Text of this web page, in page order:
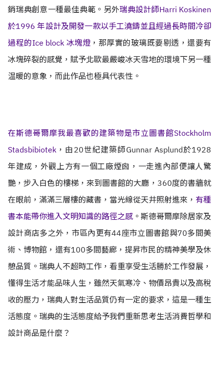
銷瑞典創意一種最佳典範。另外瑞典設計師Harri Koskinen
於1996 年設計及開發一款以手工澆鑄並且經過長時間冷卻
過程的Ice block 冰塊燈 ，那厚實的玻璃既要剔透，還要有
冰塊碎裂的感覺，賦予北歐最嚴峻冰天雪地的環境下另一種
温暖的意象，而此作品也極具代表性。
在斯德哥爾摩我最喜歡的建築物是市立圖書館Stockholm
Stadsbibiotek ，由20世紀建築師Gunnar Asplund於1928
年建成，外觀上方有一個工廠煙囪，一走進內部便讓人驚
艷，步入白色的樓梯，來到圖書館的大廳，360度的書牆就
在眼前，滿滿三層樓的藏書，當光線從天井照射進來， 有種
書本能帶你進入文明知識的路徑之感 。斯德哥爾摩除居家及
設計商店多之外，市區內更有44座市立圖書館與70多間美
術、博物館，還有100多間藝廊，提昇市民的精神美學及休
憩品質。瑞典人不超時工作，看重享受生活勝於工作發展，
懂得生活才能品味人生，雖然天氣寒冷、物價昂貴以及高稅
收的壓力，瑞典人對生活品質仍有一定的要求，這是一種生
活態度。瑞典的生活態度給予我們重新思考生活消費哲學和
設計商品是什麼？